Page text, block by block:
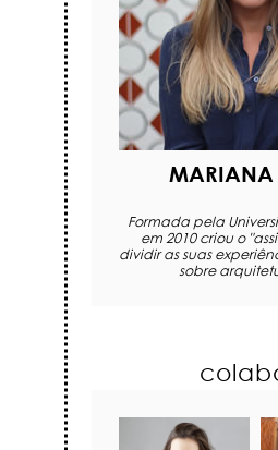
MARIANA
Formada pela
em 2010 criou o
dividir as suas
sobre